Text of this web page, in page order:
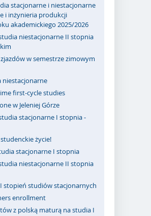
stacjonarne i niestacjonarne
i inżynieria produkcji
akademickiego 2025/2026
niestacjonarne II stopnia
w semestrze zimowym
niestacjonarne
first-cycle studies
w Jeleniej Górze
stacjonarne I stopnia -
życie!
stacjonarne I stopnia
niestacjonarne II stopnia
stopień studiów stacjonarnych
enrollment
z polską maturą na studia I